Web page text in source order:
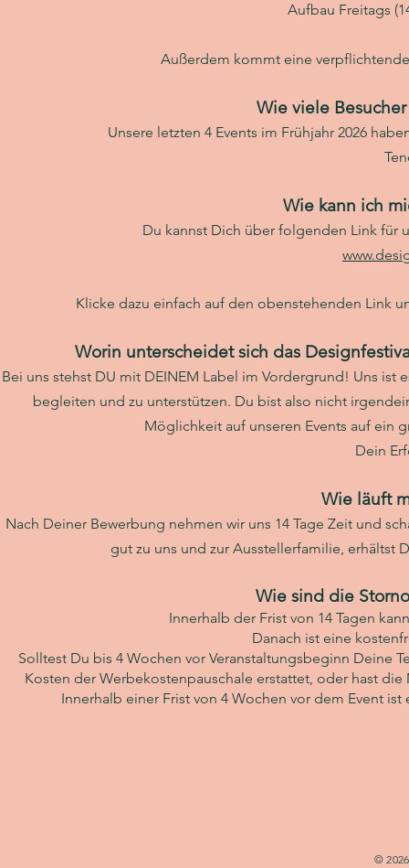
Aufbau Freitags
Außerdem kommt eine
Wie viele
Unsere letzten 4 Events im Frühjahr 2026
Wie kann ich
Du kannst Dich über folgenden Link für
Klicke dazu einfach auf den obenstehenden Link
Worin unterscheidet sich das
Bei uns stehst DU mit DEINEM Label im Vordergrund! Uns
begleiten und zu unterstützen. Du bist also nicht
Möglichkeit auf unseren Events auf ein
Dein
Wie läuft
Nach Deiner Bewerbung nehmen wir uns 14 Tage Zeit und
gut zu uns und zur Ausstellerfamilie, erhältst
Wie sind die
Innerhalb der Frist von 14 Tagen
Danach ist eine
Solltest Du bis 4 Wochen vor Veranstaltungsbeginn Deine
Kosten der Werbekostenpauschale erstattet, oder hast
Innerhalb einer Frist von 4 Wochen vor dem Event
©